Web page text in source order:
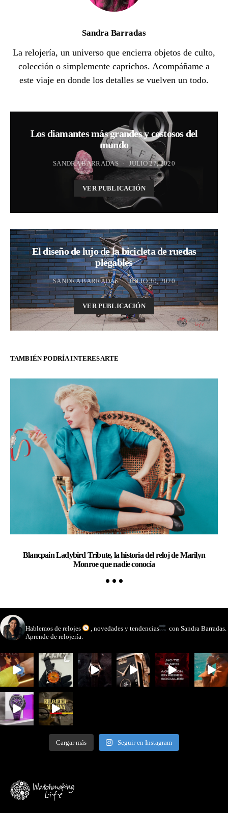
Sandra Barradas
La relojería, un universo que encierra objetos de culto,
colección o simplemente caprichos. Acompáñame a
este viaje en donde los detalles se vuelven un todo.
Los diamantes más grandes y costosos del
mundo
SANDRA BARRADAS JULIO 27, 2020
VER PUBLICACIÓN
El diseño de lujo de la bicicleta de ruedas
plegables
SANDRA BARRADAS JULIO 30, 2020
VER PUBLICACIÓN
TAMBIÉN PODRÍA INTERESARTE
Blancpain Ladybird Tribute, la historia del reloj de Marilyn
Monroe que nadie conocía
Hablemos de relojes , novedades y tendencias
con Sandra Barradas.
Aprende de relojería.
Cargar más Seguir en Instagram